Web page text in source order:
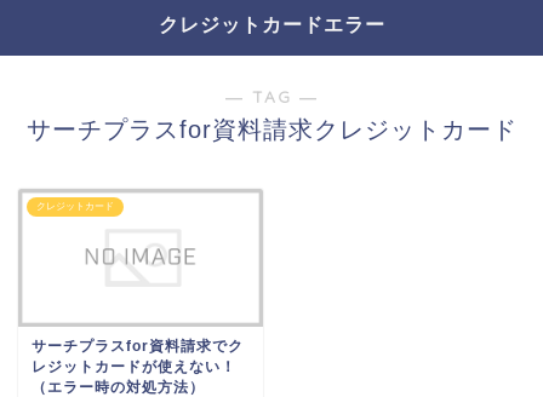
クレジットカードエラー
― TAG ―
サーチプラスfor資料請求クレジットカード
クレジットカード
サーチプラスfor資料請求でク
レジットカードが使えない！
（エラー時の対処方法）